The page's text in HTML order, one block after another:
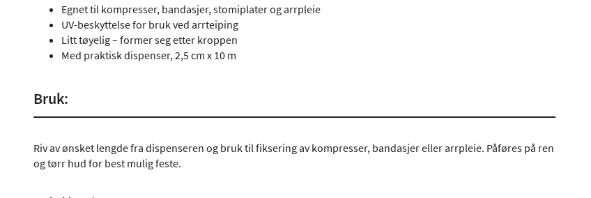
Egnet til kompresser, bandasjer, stomiplater og arrpleie
UV-beskyttelse for bruk ved arrteiping
Litt tøyelig – former seg etter kroppen
Med praktisk dispenser, 2,5 cm x 10 m
Bruk:
Riv av ønsket lengde fra dispenseren og bruk til fiksering av kompresser, bandasjer eller arrpleie. Påføres på ren
og tørr hud for best mulig feste.